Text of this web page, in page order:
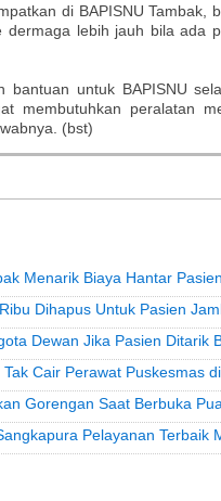
di BAPISNU Tambak,
dermaga lebih jauh bila ada
bantuan untuk BAPISNU
membutuhkan peralatan
(bst)
Menarik Biaya Hantar
Dihapus Untuk Pasien
Dewan Jika Pasien Ditarik
Cair Perawat Puskesmas
Gorengan Saat Berbuka
Pelayanan Terbaik